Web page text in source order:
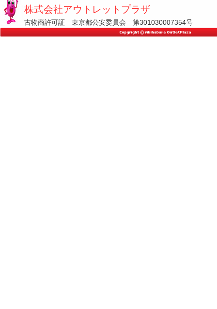
株式会社アウトレットプラザ
古物商許可証 東京都公安委員会 第301030007354号